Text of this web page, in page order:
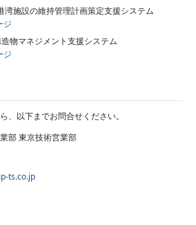
湾施設の維持管理計画策定支援システム
ジ
造物マネジメント支援システム
ジ
、以下までお問合せください。
部 東京技術営業部
ts.co.jp